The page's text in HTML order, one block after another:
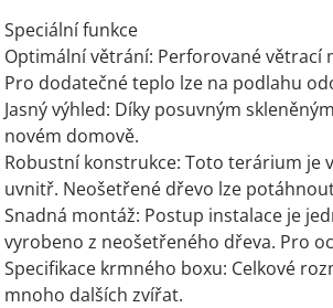
Speciální funkce
Optimální větrání: Perforované
Pro dodatečné teplo lze na podlahu
Jasný výhled: Díky posuvným
novém domově.
Robustní konstrukce: Toto terárium je
uvnitř. Neošetřené dřevo lze
Snadná montáž: Postup instalace je
vyrobeno z neošetřeného dřeva. Pro
Specifikace krmného boxu: Celkové
mnoho dalších zvířat.